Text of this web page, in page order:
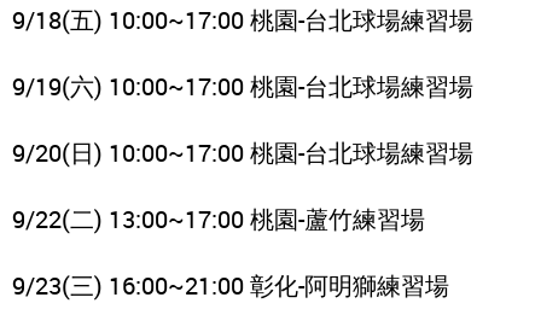
9/18(五) 10:00~17:00 桃園-台北球場練習場
9/19(六) 10:00~17:00 桃園-台北球場練習場
9/20(日) 10:00~17:00 桃園-台北球場練習場
9/22(二) 13:00~17:00 桃園-蘆竹練習場
9/23(三) 16:00~21:00 彰化-阿明獅練習場